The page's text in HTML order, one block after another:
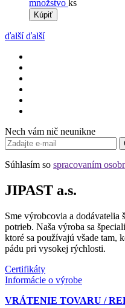
množstvo ks
Kúpiť
ďalší ďalší
Nech vám nič neunikne
Súhlasím so spracovaním
JIPAST a.s.
Sme výrobcovia a dodávatelia
potrieb. Naša výroba sa
ktoré sa používajú všade tam,
pádu pri vysokej rýchlosti.
Certifikáty
Informácie o výrobe
VRÁTENIE TOVARU /